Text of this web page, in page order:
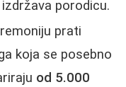
porodicu.
prati
koja se posebno
od 5.000